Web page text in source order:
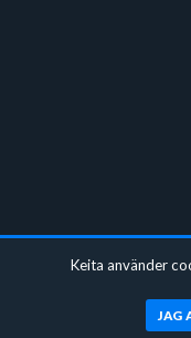
Keita använder
JAG